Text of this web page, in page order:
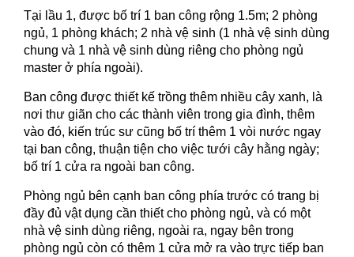
Tại lầu 1, được bố trí 1 ban công rộng 1.5m; 2 phòng
ngủ, 1 phòng khách; 2 nhà vệ sinh (1 nhà vệ sinh dùng
chung và 1 nhà vệ sinh dùng riêng cho phòng ngủ
master ở phía ngoài).
Ban công được thiết kế trồng thêm nhiều cây xanh, là
nơi thư giãn cho các thành viên trong gia đình, thêm
vào đó, kiến trúc sư cũng bố trí thêm 1 vòi nước ngay
tại ban công, thuận tiện cho việc tưới cây hằng ngày;
bố trí 1 cửa ra ngoài ban công.
Phòng ngủ bên cạnh ban công phía trước có trang bị
đầy đủ vật dụng cần thiết cho phòng ngủ, và có một
nhà vệ sinh dùng riêng, ngoài ra, ngay bên trong
phòng ngủ còn có thêm 1 cửa mở ra vào trực tiếp ban